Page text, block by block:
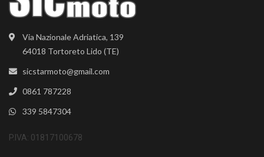
Via Nazionale Adriatica, 139
64018 Tortoreto Lido (TE)
sicstarmoto@gmail.com
0861 787228
339 5847304
P.IVA: 01817100678